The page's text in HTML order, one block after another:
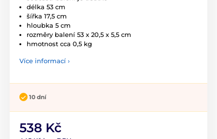
délka 53 cm
šířka 17,5 cm
hloubka 5 cm
rozměry balení 53 x 20,5 x 5,5 cm
hmotnost cca 0,5 kg
Více informací ›
10 dní
538 Kč